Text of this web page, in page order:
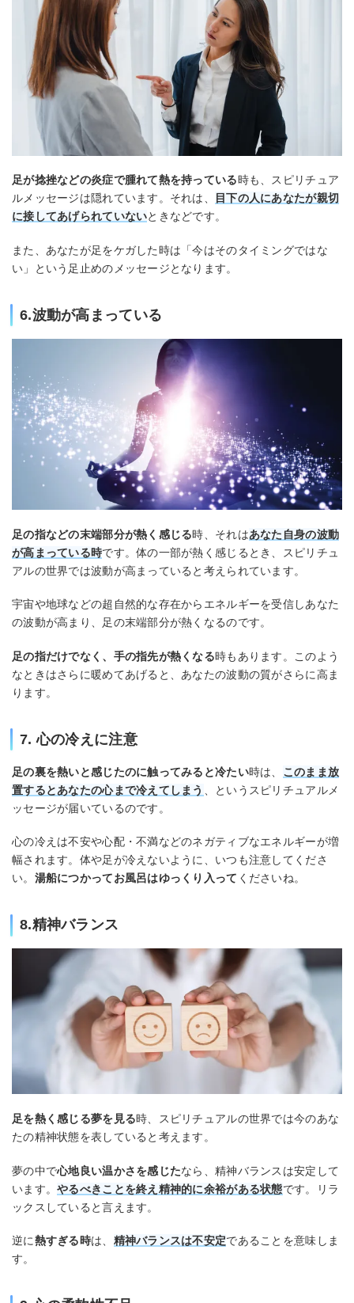
足が捻挫などの炎症で腫れて熱を持っている時も、スピリチュア
ルメッセージは隠れています。それは、
目下の人にあなたが親切
に接してあげられていないときなどです。
また、あなたが足をケガした時は「今はそのタイミングではな
い」という足止めのメッセージとなります。
6.波動が高まっている
足の指などの末端部分が熱く感じる時、それはあなた自身の波動
が高まっている時です。体の一部が熱く感じるとき、スピリチュ
アルの世界では波動が高まっていると考えられています。
宇宙や地球などの超自然的な存在からエネルギーを受信しあなた
の波動が高まり、足の末端部分が熱くなるのです。
足の指だけでなく、手の指先が熱くなる時もあります。このよう
なときはさらに暖めてあげると、あなたの波動の質がさらに高ま
ります。
7. 心の冷えに注意
足の裏を熱いと感じたのに触ってみると冷たい時は、 このまま放
置するとあなたの心まで冷えてしまう
、というスピリチュアルメ
ッセージが届いているのです。
心の冷えは不安や心配・不満などのネガティブなエネルギーが増
幅されます。体や足が冷えないように、いつも注意してくださ
い。 湯船につかってお風呂はゆっくり入って くださいね。
8.精神バランス
足を熱く感じる夢を見る時、スピリチュアルの世界では今のあな
たの精神状態を表していると考えます。
夢の中で心地良い温かさを感じたなら、精神バランスは安定して
います。やるべきことを終え精神的に余裕がある状態です。リラ
ックスしていると言えます。
逆に熱すぎる時は、 精神バランスは不安定であることを意味しま
す。